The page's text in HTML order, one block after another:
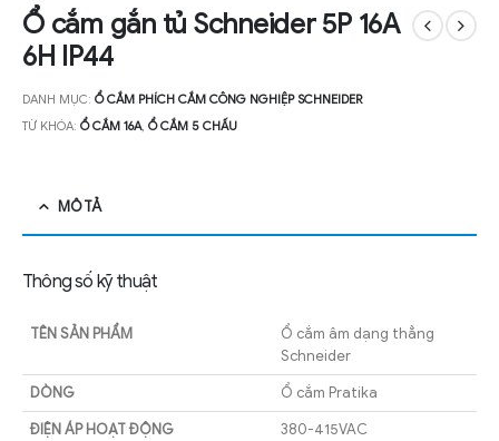
Ổ cắm gắn tủ Schneider 5P 16A
6H IP44
DANH MỤC: Ổ CẮM PHÍCH CẮM CÔNG NGHIỆP SCHNEIDER
TỪ KHÓA: Ổ CẮM 16A, Ổ CẮM 5 CHẤU
MÔ TẢ
Thông số kỹ thuật
TÊN SẢN PHẨM
Ổ cắm âm dạng thẳng
Schneider
DÒNG
Ổ cắm Pratika
ĐIỆN ÁP HOẠT ĐỘNG
380-415VAC